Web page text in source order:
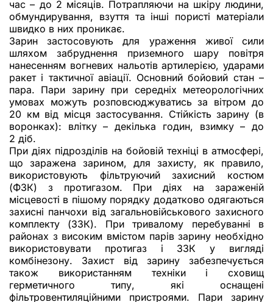
час – до 2 місяців. Потрапляючи на шкіру людини,
обмундирування, взуття та інші пористі матеріали
швидко в них проникає.
Зарин застосовують для ураження живої сили
шляхом забруднення приземного шару повітря
нанесенням вогневих нальотів артилерією, ударами
ракет і тактичної авіації. Основний бойовий стан –
пара. Пари зарину при середніх метеорологічних
умовах можуть розповсюджуватись за вітром до
20 км від місця застосування. Стійкість зарину (в
воронках): влітку – декілька годин, взимку – до
2 діб.
При діях підрозділів на бойовій техніці в атмосфері,
що заражена зарином, для захисту, як правило,
використовують фільтруючий захисний костюм
(ФЗК) з протигазом. При діях на зараженій
місцевості в пішому порядку додатково одягаються
захисні панчохи від загальновійськового захисного
комплекту (ЗЗК). При тривалому перебуванні в
районах з високим вмістом парів зарину необхідно
використовувати протигаз і ЗЗК у вигляді
комбінезону. Захист від зарину забезпечується
також використанням техніки і сховищ
герметичного типу, які оснащені
фільтровентиляційними пристроями. Пари зарину